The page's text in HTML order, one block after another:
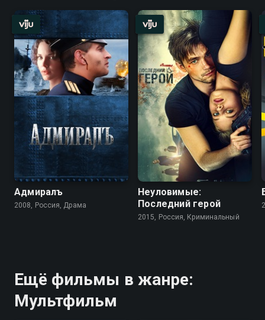
Адмиралъ
2008, Россия, Драма
Неуловимые:
Последний герой
2015, Россия, Криминальный
Ещё фильмы в жанре:
Мультфильм